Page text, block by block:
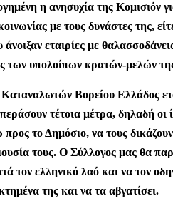
η ανησυχία της Κομισιόν
με τους δυνάστες της,
άνοιξαν εταιρίες με
των υπολοίπων κρατών-μελών
Βορείου Ελλάδος
τέτοια μέτρα, δηλαδή οι
το Δημόσιο, να τους
τους. Ο Σύλλογος μας θα
τον ελληνικό λαό και να τον
της και να τα αβγατίσει.